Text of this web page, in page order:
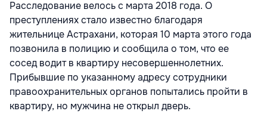
Расследование велось с марта 2018 года. О
преступлениях стало известно благодаря
жительнице Астрахани, которая 10 марта этого года
позвонила в полицию и сообщила о том, что ее
сосед водит в квартиру несовершеннолетних.
Прибывшие по указанному адресу сотрудники
правоохранительных органов попытались пройти в
квартиру, но мужчина не открыл дверь.